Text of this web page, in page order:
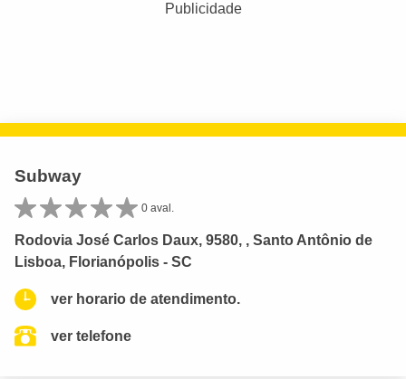
Publicidade
Subway
0 aval.
Rodovia José Carlos Daux, 9580, , Santo Antônio de
Lisboa, Florianópolis - SC
ver horario de atendimento.
ver telefone